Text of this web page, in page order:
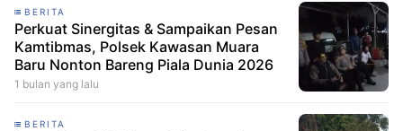
BERITA
Perkuat Sinergitas & Sampaikan Pesan
Kamtibmas, Polsek Kawasan Muara
Baru Nonton Bareng Piala Dunia 2026
1 bulan yang lalu
BERITA